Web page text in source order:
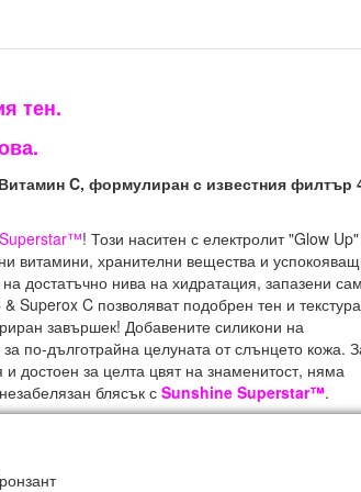
тен.
C, формулиран с известния филтър
! Този наситен с електролит "Glow Up"
витамини, хранителни вещества и
достатъчно нива на хидратация, запазени
Superox C позволяват подобрен тен и
завършек! Добавените силикони на
по-дълготрайна целуната от слънцето кожа.
достоен за целта цвят на знаменитост, няма
блясък с Sunshine Superstar™.